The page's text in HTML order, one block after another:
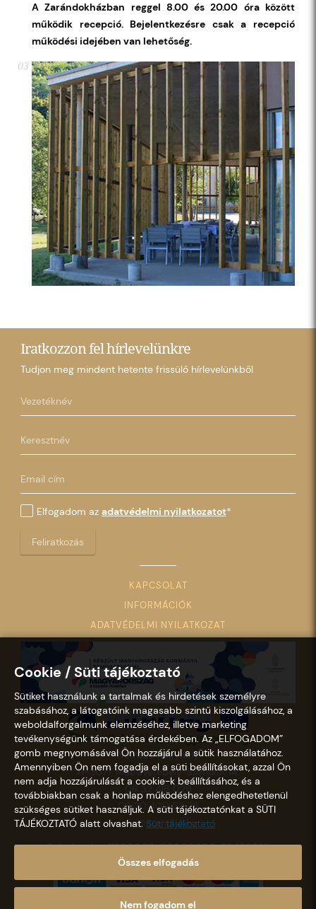
A Zarándokházban reggel 8.00 és 20.00 óra között
működik recepció. Bejelentkezésre csak a recepció
működési idejében van lehetőség.
03
Iratkozzon fel hírlevelünkre
Tudjon meg mindent hetente frissülő hírlevelünkből
Elfogadom az adatvédelmi nyilatkozatot*
Feliratkozás
KAPCSOLAT
INFORMÁCIÓK
ADATVÉDELMI NYILATKOZAT
Nemzeti Kegyhely
H-3077, Mátraverebély-Szentkút 14.
06 32 418 029
06 20 400 58 78
info@szentkut.hu
Számlaszám: 11600006-00000000-30458365
Cookie / Süti tájékoztató
Sütiket használunk a tartalmak és hirdetések személyre
szabásához, a látogatóink magasabb szintű kiszolgálásához, a
weboldalforgalmunk elemzéséhez, illetve marketing
tevékenységünk támogatása érdekében. Az „ELFOGADOM”
gomb megnyomásával Ön hozzájárul a sütik használatához.
Amennyiben Ön nem fogadja el a süti beállításokat, azzal Ön
nem adja hozzájárulását a cookie-k beállításához, és a
továbbiakban csak a honlap működéshez elengedhetetlenül
szükséges sütiket használjuk. A süti tájékoztatónkat a SÜTI
TÁJÉKOZTATÓ alatt olvashat. Süti tájékoztató
Összes elfogadás
Nem fogadom el